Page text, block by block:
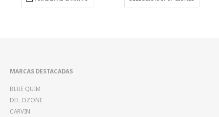
MARCAS DESTACADAS
BLUE QUIM
DEL OZONE
CARVIN